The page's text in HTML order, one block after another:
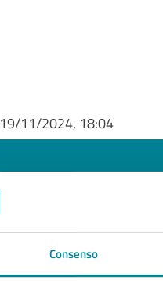
Consenso
19/11/2024, 18:04
Quanto
pagina?